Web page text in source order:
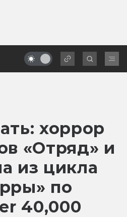
хоррор
«Отряд» и
из цикла
по
40,000